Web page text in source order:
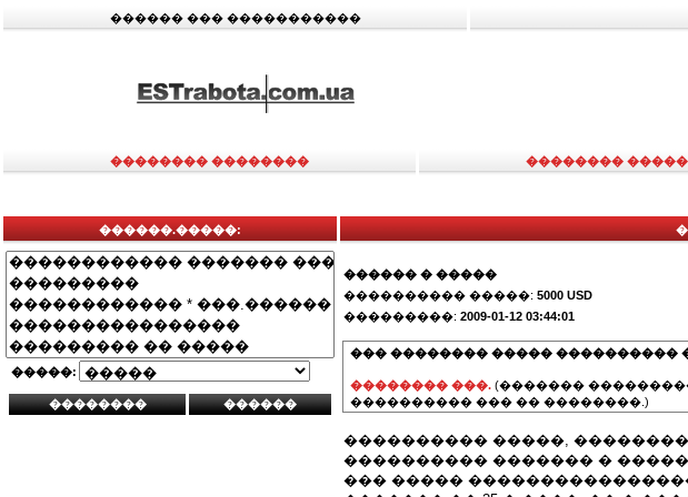
������ ��� �����������
�������� �������� ��������
������.�����:
�����:
������ � �����
���������� �����: 5000 USD
���������: 2009-01-12 03:44:01
��� �������� ����� ����������
�������� ���. (�������
���������� ��� �� ��������.)
���������� �����,
���������� ������� �
��� �����